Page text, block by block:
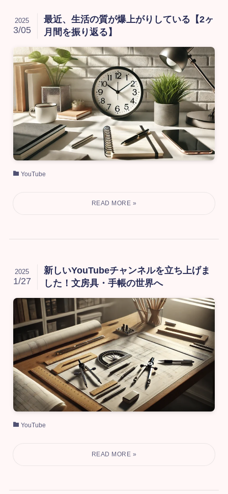
最近、生活の質が爆上がりしている【2ヶ
月間を振り返る】
2025
3/05
YouTube
新しいYouTubeチャンネルを立ち上げま
した！文房具・手帳の世界へ
2025
1/27
YouTube